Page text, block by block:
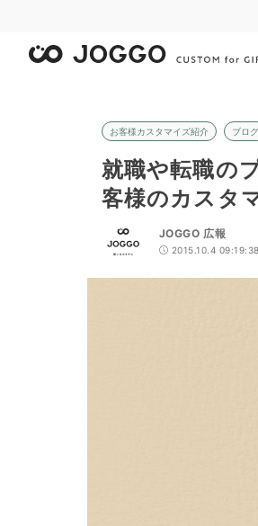
お客様カスタマイズ紹介 ブログ
就職や転職の
客様のカスタ
JOGGO 広報
2015.10.4 09:19:38